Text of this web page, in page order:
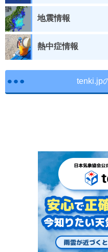
地震情報
熱中症情報
tenki.jp